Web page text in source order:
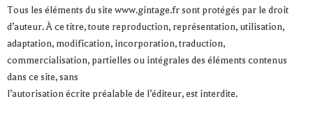
Tous les éléments du site www.gintage.fr sont protégés par le droit
d’auteur. À ce titre, toute reproduction, représentation, utilisation,
adaptation, modification, incorporation, traduction,
commercialisation, partielles ou intégrales des éléments contenus
dans ce site, sans
l’autorisation écrite préalable de l’éditeur, est interdite.